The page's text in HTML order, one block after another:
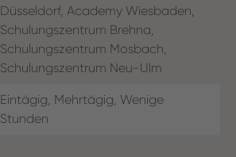
Düsseldorf, Academy Wiesbaden,
Schulungszentrum Brehna,
Schulungszentrum Mosbach,
Schulungszentrum Neu-Ulm
Eintägig, Mehrtägig, Wenige
Stunden